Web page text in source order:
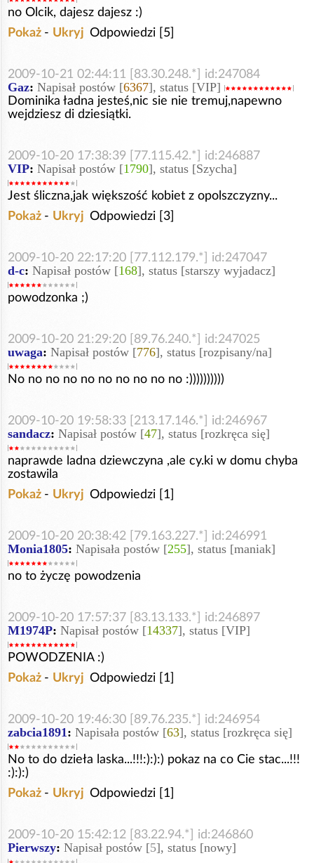
no Olcik, dajesz dajesz :)
Pokaż - Ukryj Odpowiedzi [5]
2009-10-21 02:44:11 [83.30.248.*] id:247084
Gaz: Napisał postów [6367], status [VIP]
Dominika ładna jesteś,nic sie nie tremuj,napewno
wejdziesz di dziesiątki.
2009-10-20 17:38:39 [77.115.42.*] id:246887
VIP: Napisał postów [1790], status [Szycha]
Jest śliczna,jak większość kobiet z opolszczyzny...
Pokaż - Ukryj Odpowiedzi [3]
2009-10-20 22:17:20 [77.112.179.*] id:247047
d-c: Napisał postów [168], status [starszy wyjadacz]
powodzonka ;)
2009-10-20 21:29:20 [89.76.240.*] id:247025
uwaga: Napisał postów [776], status [rozpisany/na]
No no no no no no no no no no :))))))))))
2009-10-20 19:58:33 [213.17.146.*] id:246967
sandacz: Napisał postów [47], status [rozkręca się]
naprawde ladna dziewczyna ,ale cy.ki w domu chyba
zostawila
Pokaż - Ukryj Odpowiedzi [1]
2009-10-20 20:38:42 [79.163.227.*] id:246991
Monia1805: Napisała postów [255], status [maniak]
no to życzę powodzenia
2009-10-20 17:57:37 [83.13.133.*] id:246897
M1974P: Napisał postów [14337], status [VIP]
POWODZENIA :)
Pokaż - Ukryj Odpowiedzi [1]
2009-10-20 19:46:30 [89.76.235.*] id:246954
zabcia1891: Napisała postów [63], status [rozkręca się]
No to do dzieła laska...!!!:):):) pokaz na co Cie stac...!!!
:):):)
Pokaż - Ukryj Odpowiedzi [1]
2009-10-20 15:42:12 [83.22.94.*] id:246860
Pierwszy: Napisał postów [5], status [nowy]